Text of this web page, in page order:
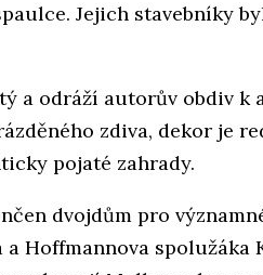
Jejich stavebníky
a odráží autorův obdiv k
zdiva, dekor je
pojaté zahrady.
dvojdům pro
Hoffmannova spolužáka